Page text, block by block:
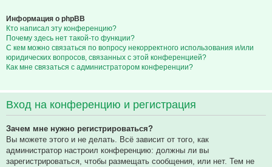
Информация о phpBB
Кто написал эту конференцию?
Почему здесь нет такой-то функции?
С кем можно связаться по вопросу некорректного использования и/или
юридических вопросов, связанных с этой конференцией?
Как мне связаться с администратором конференции?
Вход на конференцию и регистрация
Зачем мне нужно регистрироваться?
Вы можете этого и не делать. Всё зависит от того, как
администратор настроил конференцию: должны ли вы
зарегистрироваться, чтобы размещать сообщения, или нет. Тем не